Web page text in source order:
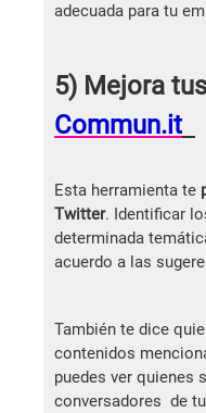
adecuada para tu
5) Mejora
Commun.it
Esta herramienta te
Twitter. Identificar
determinada
acuerdo a las
También te dice
contenidos
puedes ver quienes
conversadores de